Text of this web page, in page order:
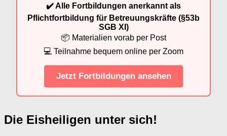
✔️ Alle Fortbildungen anerkannt als
Pflichtfortbildung für Betreuungskräfte (§53b
SGB XI)
📦 Materialien vorab per Post
💻 Teilnahme bequem online per Zoom
Jetzt Fortbildungen ansehen
Die Eisheiligen unter sich!